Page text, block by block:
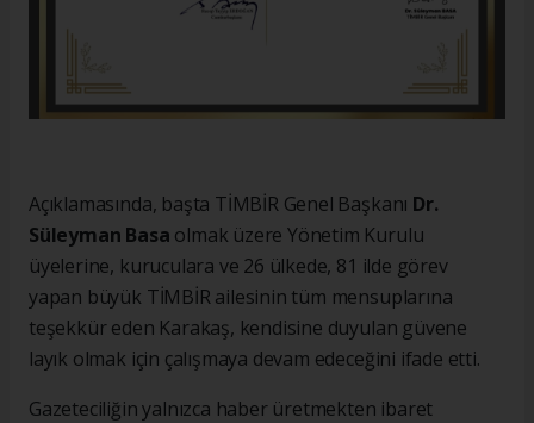
Açıklamasında, başta TİMBİR Genel Başkanı Dr.
Süleyman Basa olmak üzere Yönetim Kurulu
üyelerine, kuruculara ve 26 ülkede, 81 ilde görev
yapan büyük TİMBİR ailesinin tüm mensuplarına
teşekkür eden Karakaş, kendisine duyulan güvene
layık olmak için çalışmaya devam edeceğini ifade etti.
Gazeteciliğin yalnızca haber üretmekten ibaret